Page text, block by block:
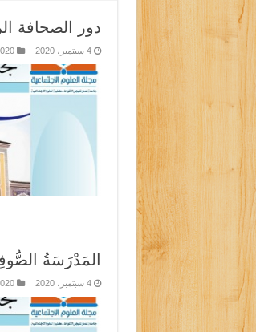
دور الصحافة
4 سبتمبر، 2020
المَدْرَسَةُ
4 سبتمبر، 2020